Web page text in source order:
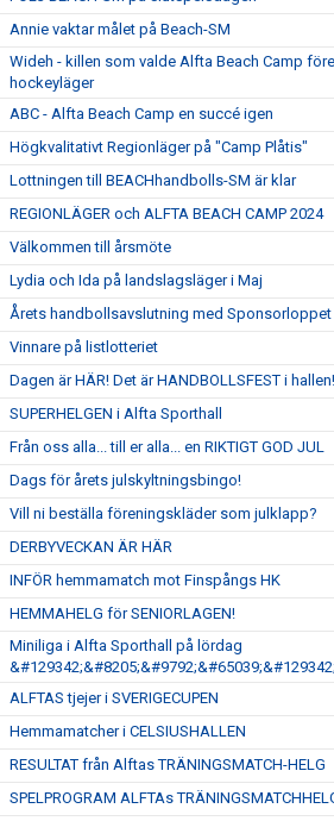
Annie vaktar målet på Beach-SM
Wideh - killen som valde Alfta Beach Camp före
hockeyläger
ABC - Alfta Beach Camp en succé igen
Högkvalitativt Regionläger på "Camp Plåtis"
Lottningen till BEACHhandbolls-SM är klar
REGIONLÄGER och ALFTA BEACH CAMP 2024
Välkommen till årsmöte
Lydia och Ida på landslagsläger i Maj
Årets handbollsavslutning med Sponsorloppet
Vinnare på listlotteriet
Dagen är HÄR! Det är HANDBOLLSFEST i hallen!
SUPERHELGEN i Alfta Sporthall
Från oss alla... till er alla... en RIKTIGT GOD JUL
Dags för årets julskyltningsbingo!
Vill ni beställa föreningskläder som julklapp?
DERBYVECKAN ÄR HÄR
INFÖR hemmamatch mot Finspångs HK
HEMMAHELG för SENIORLAGEN!
Miniliga i Alfta Sporthall på lördag
ALFTAS tjejer i SVERIGECUPEN
Hemmamatcher i CELSIUSHALLEN
RESULTAT från Alftas TRÄNINGSMATCH-HELG
SPELPROGRAM ALFTAs